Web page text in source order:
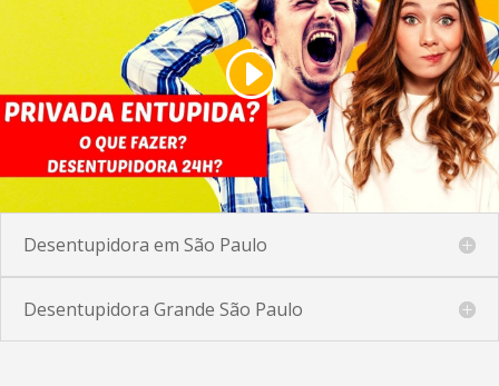
Desentupidora em São Paulo
Desentupidora Grande São Paulo